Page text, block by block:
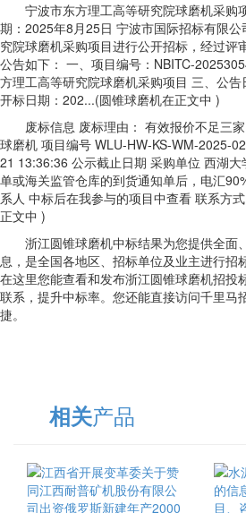
宁波市东方理工高等研究院球磨机采购
期：2025年8月25日 宁波市国际招标有限
究院球磨机采购项目进行公开招标，经过评
公告如下： 一、项目编号：NBITC-
方理工高等研究院球磨机采购项目 三、公告
开标日期：202...(圆锥球磨机在正文中 )
废标信息 废标理由： 有效报价不足三家
球磨机 项目编号 WLU-HW-KS-WM-2025-
21 13:36:36 公示截止日期 采购单位 西湖
单或海关监管仓库的到货通知单后，电汇
系人 中标后在我参与的项目中查看 联系方
正文中 )
浙江圆锥球磨机中标结果为您提供全面
息，是全国各地区、招标单位及业主进行招
在这里您能查看和发布浙江圆锥球磨机招投
联系，提升中标率。您还能直接访问千里马
捷。
相关产品